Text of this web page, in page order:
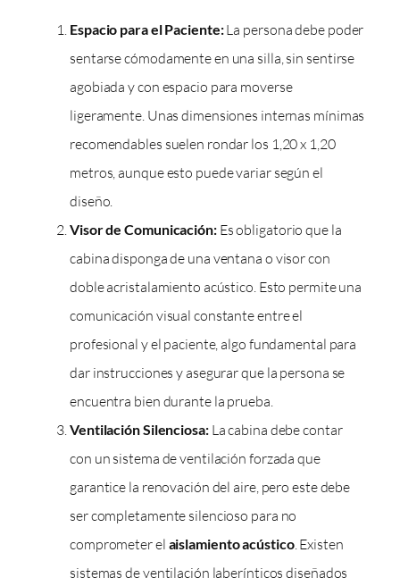
Espacio para el Paciente:La persona debe poder
sentarse cómodamente en una silla, sin sentirse
agobiada y con espacio para moverse
ligeramente. Unas dimensiones internas mínimas
recomendables suelen rondar los 1,20 x 1,20
metros, aunque esto puede variar según el
diseño.
Visor de Comunicación:Es obligatorio que la
cabina disponga de una ventana o visor con
doble acristalamiento acústico. Esto permite una
comunicación visual constante entre el
profesional y el paciente, algo fundamental para
dar instrucciones y asegurar que la persona se
encuentra bien durante la prueba.
Ventilación Silenciosa:La cabina debe contar
con un sistema de ventilación forzada que
garantice la renovación del aire, pero este debe
ser completamente silencioso para no
comprometer el aislamiento acústico. Existen
sistemas de ventilación laberínticos diseñados